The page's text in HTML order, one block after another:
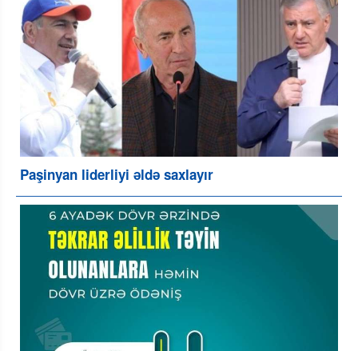
Paşinyan liderliyi əldə saxlayır